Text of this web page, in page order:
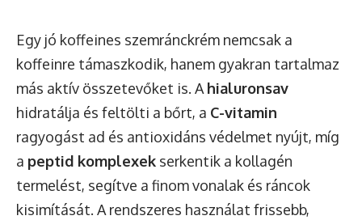
Egy jó koffeines szemránckrém nemcsak a
koffeinre támaszkodik, hanem gyakran tartalmaz
más aktív összetevőket is. A hialuronsav
hidratálja és feltölti a bőrt, a C-vitamin
ragyogást ad és antioxidáns védelmet nyújt, míg
a peptid komplexek serkentik a kollagén
termelést, segítve a finom vonalak és ráncok
kisimítását. A rendszeres használat frissebb,